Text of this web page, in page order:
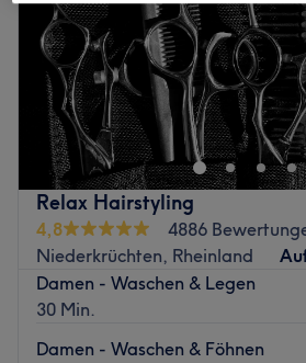
Relax Hairstyling
4,8
4886
Niederkrüchten, Rheinland
Damen - Waschen & Legen
30 Min.
Damen - Waschen & Föhnen